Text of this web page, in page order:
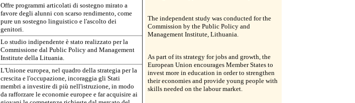
Offre programmi articolati di sostegno mirato a
favore degli alunni con scarso rendimento, come
pure un sostegno linguistico e l'ascolto dei
genitori.
Lo studio indipendente è stato realizzato per la
Commissione dal Public Policy and Management
Institute della Lituania.
L'Unione europea, nel quadro della strategia per la
crescita e l'occupazione, incoraggia gli Stati
membri a investire di più nell'istruzione, in modo
da rafforzare le economie europee e far acquisire ai
The independent study was conducted for the
Commission by the Public Policy and
Management Institute, Lithuania.
As part of its strategy for jobs and growth, the
European Union encourages Member States to
invest more in education in order to strengthen
their economies and provide young people with
skills needed on the labour market.